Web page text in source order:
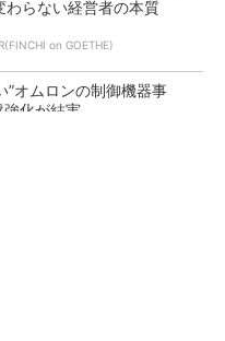
わらない経営者の本質
on GOETHE)
”オムロンの制御機器事
化が結実